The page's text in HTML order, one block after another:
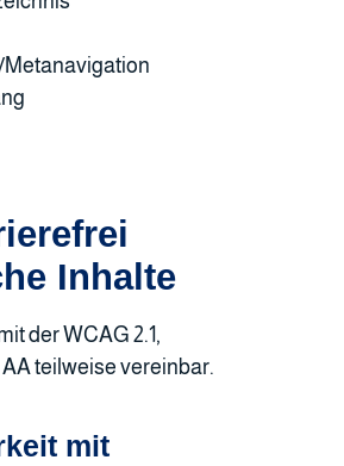
Inhalte
der WCAG 2.1,
teilweise vereinbar.
mit